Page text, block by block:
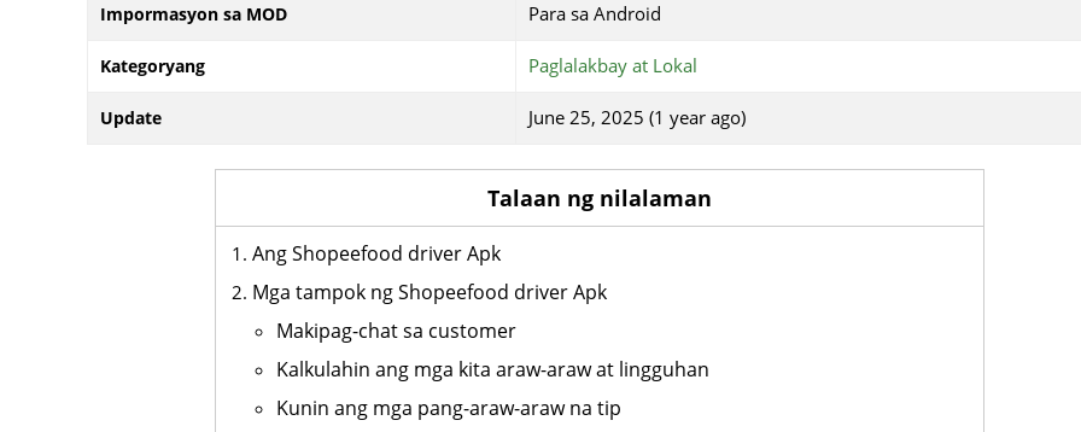
Impormasyon sa MOD Para sa Android
Kategoryang Paglalakbay at Lokal
Update June 25, 2025 (1 year ago)
Talaan ng nilalaman
Ang Shopeefood driver Apk
Mga tampok ng Shopeefood driver Apk
Makipag-chat sa customer
Kalkulahin ang mga kita araw-araw at lingguhan
Kunin ang mga pang-araw-araw na tip